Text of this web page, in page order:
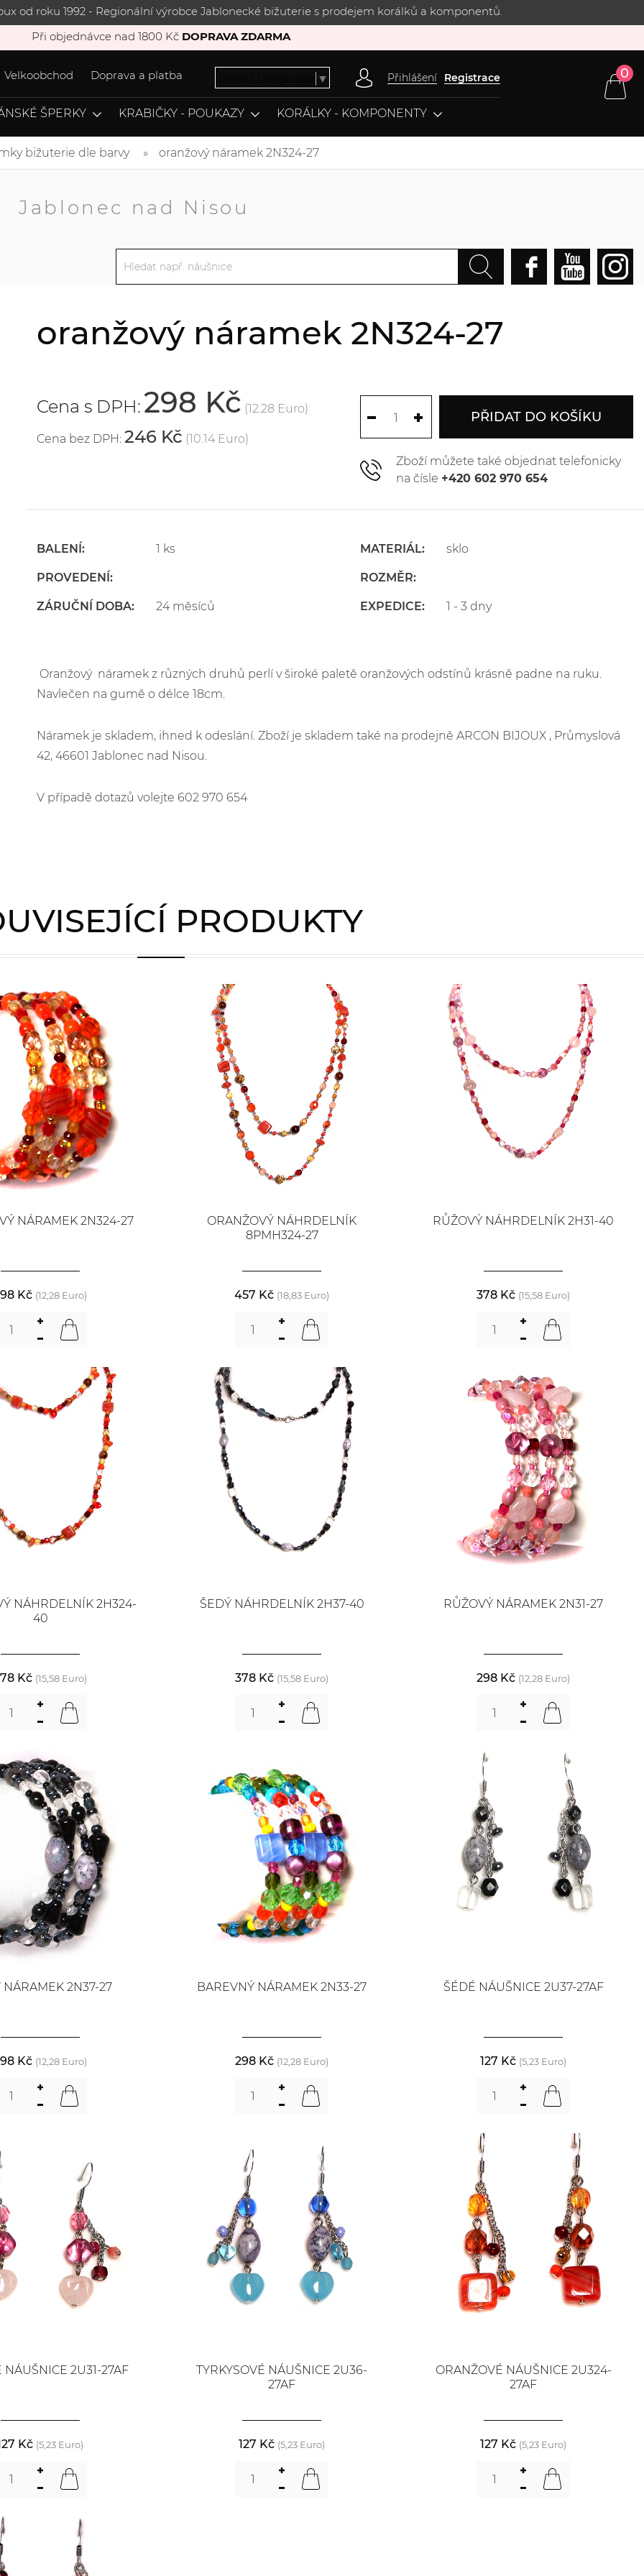
od roku 1992 - Regionální výrobce Jablonecké bižuterie s prodejem korálků a komponentů.
Při objednávce nad 1800 Kč DOPRAVA ZDARMA
Velkoobchod Doprava a platba ▼ Přihlášení Registrace 0
ŠPERKY KRABIČKY - POUKAZY KORÁLKY - KOMPONENTY
bižuterie dle barvy oranžový náramek 2N324-27
Jablonec nad Nisou
oranžový náramek 2N324-27
Cena s DPH:298 Kč (12.28 Euro)
Cena bez DPH: 246 Kč (10.14 Euro)
PŘIDAT DO KOŠÍKU
Zboží můžete také objednat telefonicky
na čísle +420 602 970 654
BALENÍ: 1 ks
PROVEDENÍ:
ZÁRUČNÍ DOBA: 24 měsíců
MATERIÁL: sklo
ROZMĚR:
EXPEDICE: 1 - 3 dny
Oranžový náramek z různých druhů perlí v široké paletě oranžových odstínů krásně padne na ruku.
Navlečen na gumě o délce 18cm.
Náramek je skladem, ihned k odeslání. Zboží je skladem také na prodejně ARCON BIJOUX , Průmyslová
42, 46601 Jablonec nad Nisou.
V případě dotazů volejte 602 970 654
PRODUKTY
NÁRAMEK 2N324-27
Kč (12,28 Euro)
ORANŽOVÝ NÁHRDELNÍK
8PMH324-27
457 Kč (18,83 Euro)
RŮŽOVÝ NÁHRDELNÍK 2H31-40
378 Kč (15,58 Euro)
NÁHRDELNÍK 2H324-
40
Kč (15,58 Euro)
ŠEDÝ NÁHRDELNÍK 2H37-40
378 Kč (15,58 Euro)
RŮŽOVÝ NÁRAMEK 2N31-27
298 Kč (12,28 Euro)
NÁRAMEK 2N37-27
Kč (12,28 Euro)
BAREVNÝ NÁRAMEK 2N33-27
298 Kč (12,28 Euro)
ŠÉDÉ NÁUŠNICE 2U37-27AF
127 Kč (5,23 Euro)
NÁUŠNICE 2U31-27AF
Kč (5,23 Euro)
TYRKYSOVÉ NÁUŠNICE 2U36-
27AF
127 Kč (5,23 Euro)
ORANŽOVÉ NÁUŠNICE 2U324-
27AF
127 Kč (5,23 Euro)